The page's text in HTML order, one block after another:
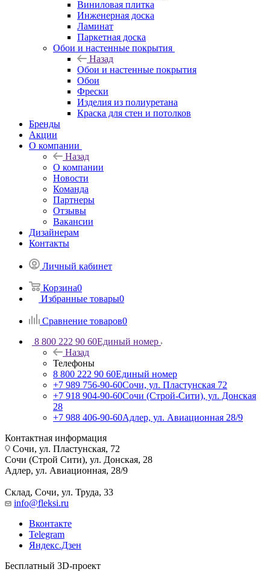
Виниловая плитка
Инженерная доска
Ламинат
Паркетная доска
Обои и настенные покрытия
Назад
Обои и настенные покрытия
Обои
Фрески
Изделия из полиуретана
Краска для стен и потолков
Бренды
Акции
О компании
Назад
О компании
Новости
Команда
Партнеры
Отзывы
Вакансии
Дизайнерам
Контакты
Личный кабинет
Корзина0
Избранные товары0
Сравнение товаров0
8 800 222 90 60Единый номер
Назад
Телефоны
8 800 222 90 60Единый номер
+7 989 756-90-60Сочи, ул. Пластунская 72
+7 918 904-90-60Сочи (Строй-Сити), ул. Донская
28
+7 988 406-90-60Адлер, ул. Авиационная 28/9
Контактная информация
Сочи, ул. Пластунская, 72
Сочи (Строй Сити), ул. Донская, 28
Адлер, ул. Авиационная, 28/9
Склад, Сочи, ул. Труда, 33
info@fleksi.ru
Вконтакте
Telegram
Яндекс.Дзен
Бесплатный 3D-проект